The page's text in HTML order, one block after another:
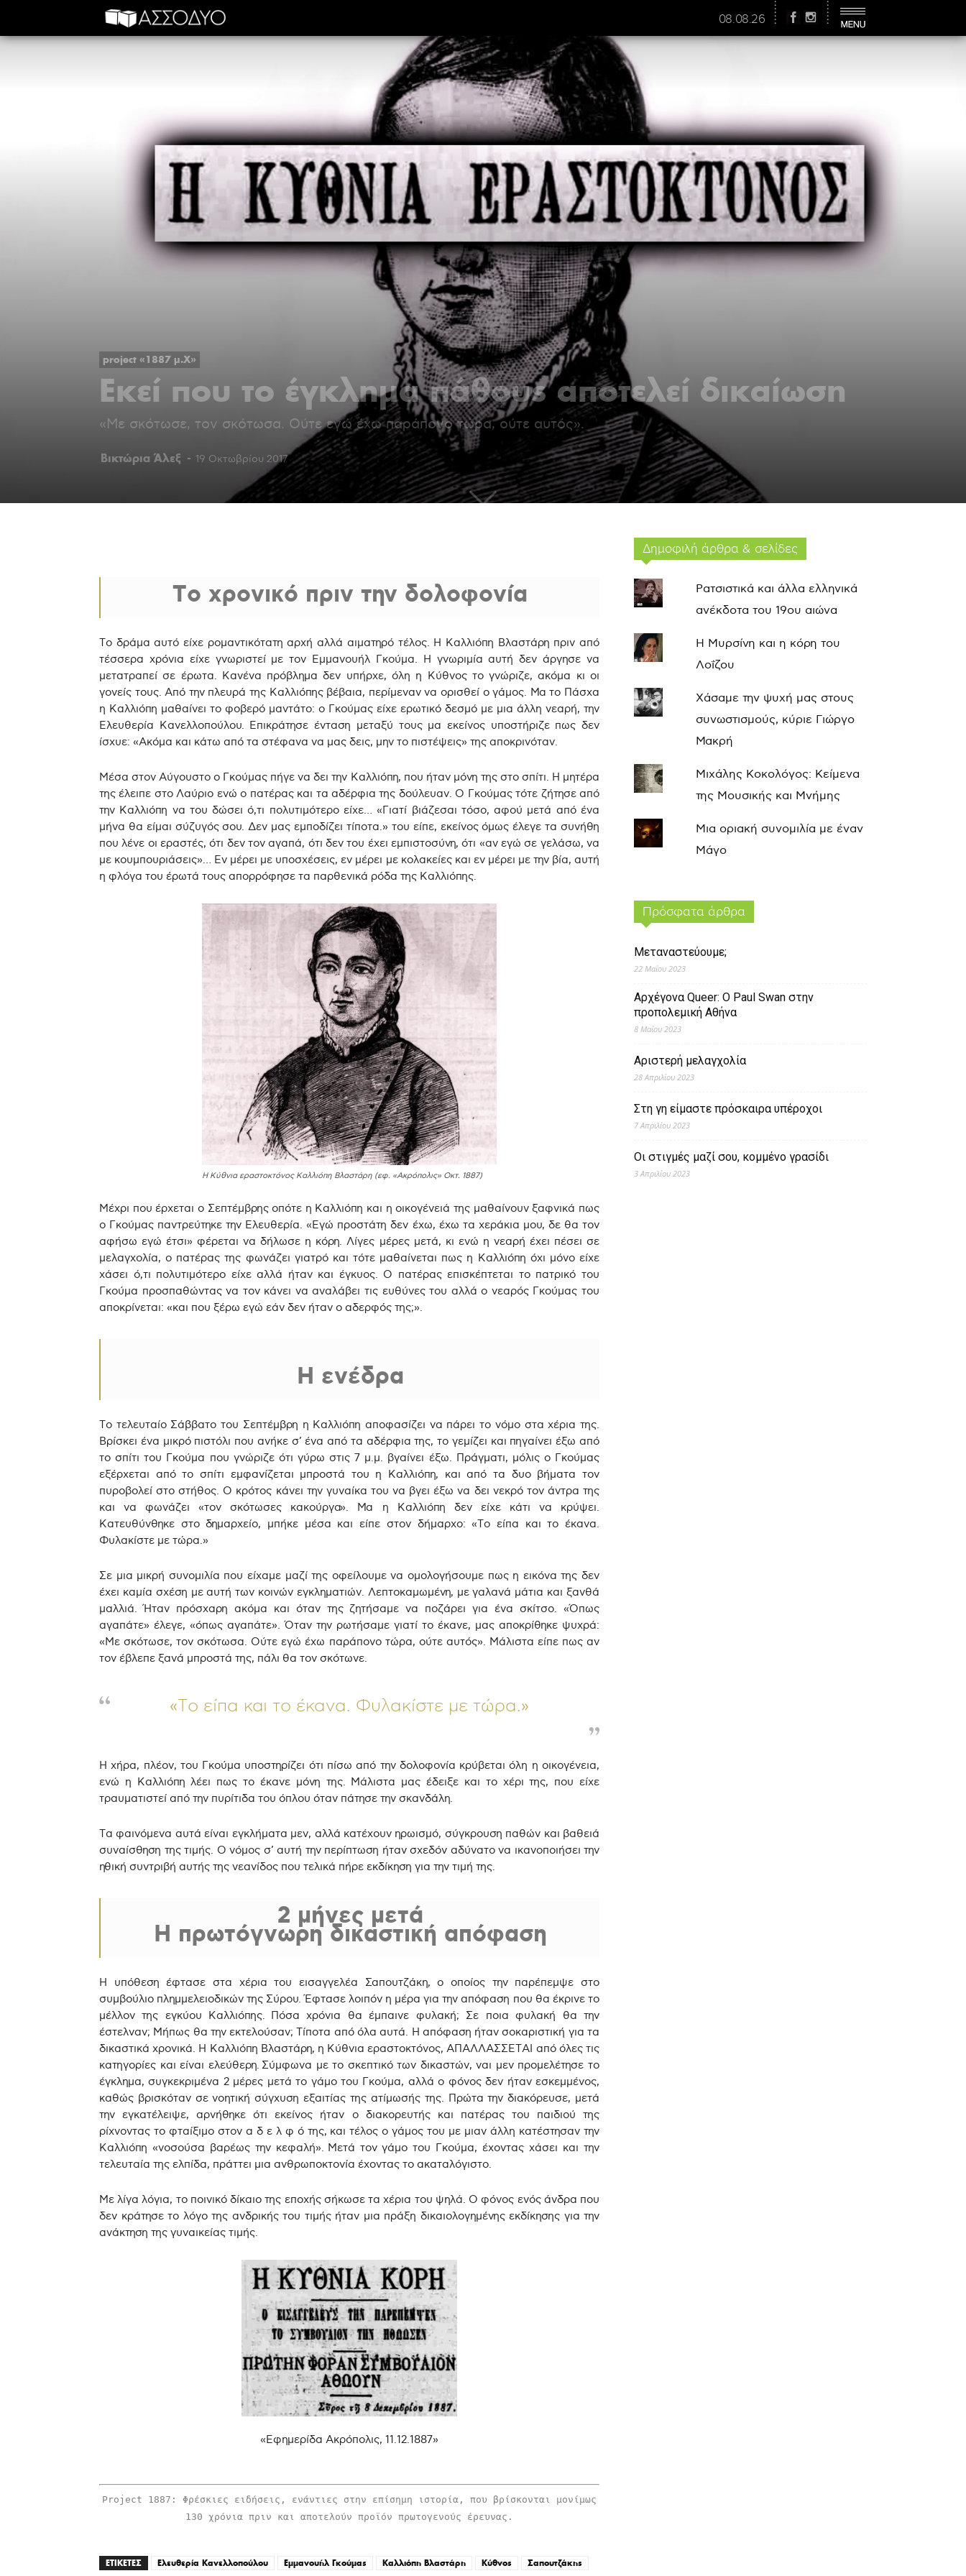
08.08.26
project «1887 μ.Χ»
Εκεί που το έγκλημα πάθους αποτελεί δικαίωση
«Με σκότωσε, τον σκότωσα. Ούτε εγώ έχω παράπονο τώρα, ούτε αυτός».
Βικτώρια Άλεξ - 19 Οκτωβρίου 2017
Το χρονικό πριν την δολοφονία
Το δράμα αυτό είχε ρομαντικότατη αρχή αλλά αιματηρό τέλος. Η Καλλιόπη Βλαστάρη πριν από
τέσσερα χρόνια είχε γνωριστεί με τον Εμμανουήλ Γκούμα. Η γνωριμία αυτή δεν άργησε να
μετατραπεί σε έρωτα. Κανένα πρόβλημα δεν υπήρχε, όλη η Κύθνος το γνώριζε, ακόμα κι οι
γονείς τους. Από την πλευρά της Καλλιόπης βέβαια, περίμεναν να ορισθεί ο γάμος. Μα το Πάσχα
η Καλλιόπη μαθαίνει το φοβερό μαντάτο: ο Γκούμας είχε ερωτικό δεσμό με μια άλλη νεαρή, την
Ελευθερία Κανελλοπούλου. Επικράτησε ένταση μεταξύ τους μα εκείνος υποστήριζε πως δεν
ίσχυε: «Ακόμα και κάτω από τα στέφανα να μας δεις, μην το πιστέψεις» της αποκρινόταν.
Μέσα στον Αύγουστο ο Γκούμας πήγε να δει την Καλλιόπη, που ήταν μόνη της στο σπίτι. Η μητέρα
της έλειπε στο Λαύριο ενώ ο πατέρας και τα αδέρφια της δούλευαν. Ο Γκούμας τότε ζήτησε από
την Καλλιόπη να του δώσει ό,τι πολυτιμότερο είχε… «Γιατί βιάζεσαι τόσο, αφού μετά από ένα
μήνα θα είμαι σύζυγός σου. Δεν μας εμποδίζει τίποτα.» του είπε, εκείνος όμως έλεγε τα συνήθη
που λένε οι εραστές, ότι δεν τον αγαπά, ότι δεν του έχει εμπιστοσύνη, ότι «αν εγώ σε γελάσω, να
με κουμπουριάσεις»… Εν μέρει με υποσχέσεις, εν μέρει με κολακείες και εν μέρει με την βία, αυτή
η φλόγα του έρωτά τους απορρόφησε τα παρθενικά ρόδα της Καλλιόπης.
Η Κύθνια εραστοκτόνος Καλλιόπη Βλαστάρη (εφ. «Ακρόπολις» Οκτ. 1887)
Μέχρι που έρχεται ο Σεπτέμβρης οπότε η Καλλιόπη και η οικογένειά της μαθαίνουν ξαφνικά πως
ο Γκούμας παντρεύτηκε την Ελευθερία. «Εγώ προστάτη δεν έχω, έχω τα χεράκια μου, δε θα τον
αφήσω εγώ έτσι» φέρεται να δήλωσε η κόρη. Λίγες μέρες μετά, κι ενώ η νεαρή έχει πέσει σε
μελαγχολία, ο πατέρας της φωνάζει γιατρό και τότε μαθαίνεται πως η Καλλιόπη όχι μόνο είχε
χάσει ό,τι πολυτιμότερο είχε αλλά ήταν και έγκυος. Ο πατέρας επισκέπτεται το πατρικό του
Γκούμα προσπαθώντας να τον κάνει να αναλάβει τις ευθύνες του αλλά ο νεαρός Γκούμας του
αποκρίνεται: «και που ξέρω εγώ εάν δεν ήταν ο αδερφός της;».
Η ενέδρα
Το τελευταίο Σάββατο του Σεπτέμβρη η Καλλιόπη αποφασίζει να πάρει το νόμο στα χέρια της.
Βρίσκει ένα μικρό πιστόλι που ανήκε σ’ ένα από τα αδέρφια της, το γεμίζει και πηγαίνει έξω από
το σπίτι του Γκούμα που γνώριζε ότι γύρω στις 7 μ.μ. βγαίνει έξω. Πράγματι, μόλις ο Γκούμας
εξέρχεται από το σπίτι εμφανίζεται μπροστά του η Καλλιόπη, και από τα δυο βήματα τον
πυροβολεί στο στήθος. Ο κρότος κάνει την γυναίκα του να βγει έξω να δει νεκρό τον άντρα της
και να φωνάζει «τον σκότωσες κακούργα». Μα η Καλλιόπη δεν είχε κάτι να κρύψει.
Κατευθύνθηκε στο δημαρχείο, μπήκε μέσα και είπε στον δήμαρχο: «Το είπα και το έκανα.
Φυλακίστε με τώρα.»
Σε μια μικρή συνομιλία που είχαμε μαζί της οφείλουμε να ομολογήσουμε πως η εικόνα της δεν
έχει καμία σχέση με αυτή των κοινών εγκληματιών. Λεπτοκαμωμένη, με γαλανά μάτια και ξανθά
μαλλιά. Ήταν πρόσχαρη ακόμα και όταν της ζητήσαμε να ποζάρει για ένα σκίτσο. «Όπως
αγαπάτε» έλεγε, «όπως αγαπάτε». Όταν την ρωτήσαμε γιατί το έκανε, μας αποκρίθηκε ψυχρά:
«Με σκότωσε, τον σκότωσα. Ούτε εγώ έχω παράπονο τώρα, ούτε αυτός». Μάλιστα είπε πως αν
τον έβλεπε ξανά μπροστά της, πάλι θα τον σκότωνε.
«Το είπα και το έκανα. Φυλακίστε με τώρα.»
Η χήρα, πλέον, του Γκούμα υποστηρίζει ότι πίσω από την δολοφονία κρύβεται όλη η οικογένεια,
ενώ η Καλλιόπη λέει πως το έκανε μόνη της. Μάλιστα μας έδειξε και το χέρι της, που είχε
τραυματιστεί από την πυρίτιδα του όπλου όταν πάτησε την σκανδάλη.
Τα φαινόμενα αυτά είναι εγκλήματα μεν, αλλά κατέχουν ηρωισμό, σύγκρουση παθών και βαθειά
συναίσθηση της τιμής. Ο νόμος σ’ αυτή την περίπτωση ήταν σχεδόν αδύνατο να ικανοποιήσει την
ηθική συντριβή αυτής της νεανίδος που τελικά πήρε εκδίκηση για την τιμή της.
2 μήνες μετά
Η πρωτόγνωρη δικαστική απόφαση
Η υπόθεση έφτασε στα χέρια του εισαγγελέα Σαπουτζάκη, ο οποίος την παρέπεμψε στο
συμβούλιο πλημμελειοδικών της Σύρου. Έφτασε λοιπόν η μέρα για την απόφαση που θα έκρινε το
μέλλον της εγκύου Καλλιόπης. Πόσα χρόνια θα έμπαινε φυλακή; Σε ποια φυλακή θα την
έστελναν; Μήπως θα την εκτελούσαν; Τίποτα από όλα αυτά. Η απόφαση ήταν σοκαριστική για τα
δικαστικά χρονικά. Η Καλλιόπη Βλαστάρη, η Κύθνια εραστοκτόνος, ΑΠΑΛΛΑΣΣΕΤΑΙ από όλες τις
κατηγορίες και είναι ελεύθερη. Σύμφωνα με το σκεπτικό των δικαστών, ναι μεν προμελέτησε το
έγκλημα, συγκεκριμένα 2 μέρες μετά το γάμο του Γκούμα, αλλά ο φόνος δεν ήταν εσκεμμένος,
καθώς βρισκόταν σε νοητική σύγχυση εξαιτίας της ατίμωσής της. Πρώτα την διακόρευσε, μετά
την εγκατέλειψε, αρνήθηκε ότι εκείνος ήταν ο διακορευτής και πατέρας του παιδιού της
ρίχνοντας το φταίξιμο στον α δ ε λ φ ό της, και τέλος ο γάμος του με μιαν άλλη κατέστησαν την
Καλλιόπη «νοσούσα βαρέως την κεφαλή». Μετά τον γάμο του Γκούμα, έχοντας χάσει και την
τελευταία της ελπίδα, πράττει μια ανθρωποκτονία έχοντας το ακαταλόγιστο.
Με λίγα λόγια, το ποινικό δίκαιο της εποχής σήκωσε τα χέρια του ψηλά. Ο φόνος ενός άνδρα που
δεν κράτησε το λόγο της ανδρικής του τιμής ήταν μια πράξη δικαιολογημένης εκδίκησης για την
ανάκτηση της γυναικείας τιμής.
«Εφημερίδα Ακρόπολις, 11.12.1887»
Project 1887: Φρέσκιες ειδήσεις, ενάντιες στην επίσημη ιστορία, που βρίσκονται μονίμως
130 χρόνια πριν και αποτελούν προϊόν πρωτογενούς έρευνας.
ΕΤΙΚΕΤΕΣ Ελευθερία Κανελλοπούλου Εμμανουήλ Γκούμας Καλλιόπη Βλαστάρη Κύθνος Σαπουτζάκης
Δημοφιλή άρθρα & σελίδες
Ρατσιστικά και άλλα ελληνικά
ανέκδοτα του 19ου αιώνα
Η Μυρσίνη και η κόρη του
Λοΐζου
Χάσαμε την ψυχή μας στους
συνωστισμούς, κύριε Γιώργο
Μακρή
Μιχάλης Κοκολόγος: Κείμενα
της Μουσικής και Μνήμης
Μια οριακή συνομιλία με έναν
Μάγο
Πρόσφατα άρθρα
Μεταναστεύουμε;
22 Μαΐου 2023
Αρχέγονα Queer: O Paul Swan στην
προπολεμική Αθήνα
8 Μαΐου 2023
Αριστερή μελαγχολία
28 Απριλίου 2023
Στη γη είμαστε πρόσκαιρα υπέροχοι
7 Απριλίου 2023
Οι στιγμές μαζί σου, κομμένο γρασίδι
3 Απριλίου 2023